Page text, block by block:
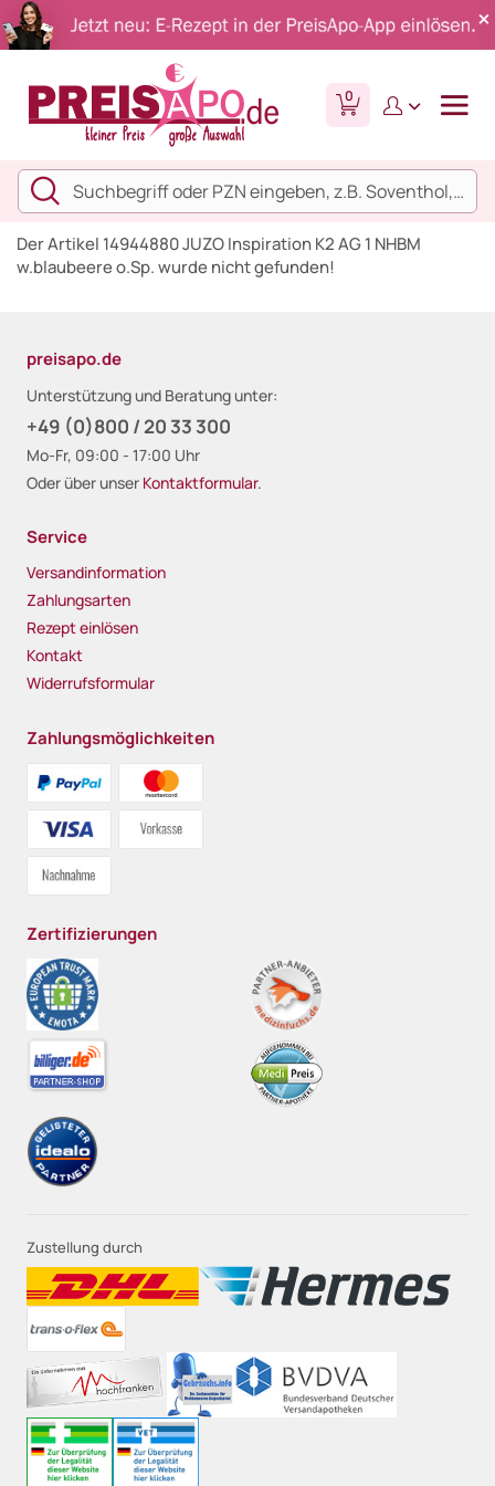
0
Der Artikel 14944880 JUZO Inspiration K2 AG 1 NHBM
w.blaubeere o.Sp. wurde nicht gefunden!
preisapo.de
Unterstützung und Beratung unter:
+49 (0)800 / 20 33 300
Mo-Fr, 09:00 - 17:00 Uhr
Oder über unser Kontaktformular.
Service
Versandinformation
Zahlungsarten
Rezept einlösen
Kontakt
Widerrufsformular
Zahlungsmöglichkeiten
Zertifizierungen
Zustellung durch